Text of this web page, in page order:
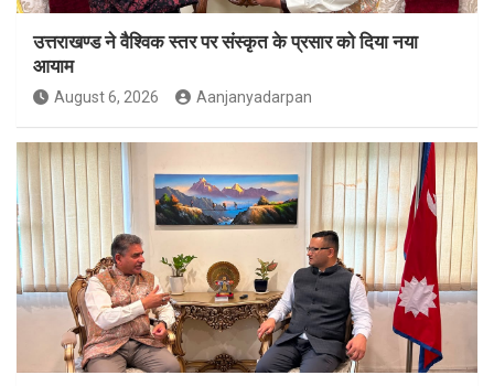
उत्तराखण्ड ने वैश्विक स्तर पर संस्कृत के प्रसार को दिया नया
आयाम
August 6, 2026 Aanjanyadarpan